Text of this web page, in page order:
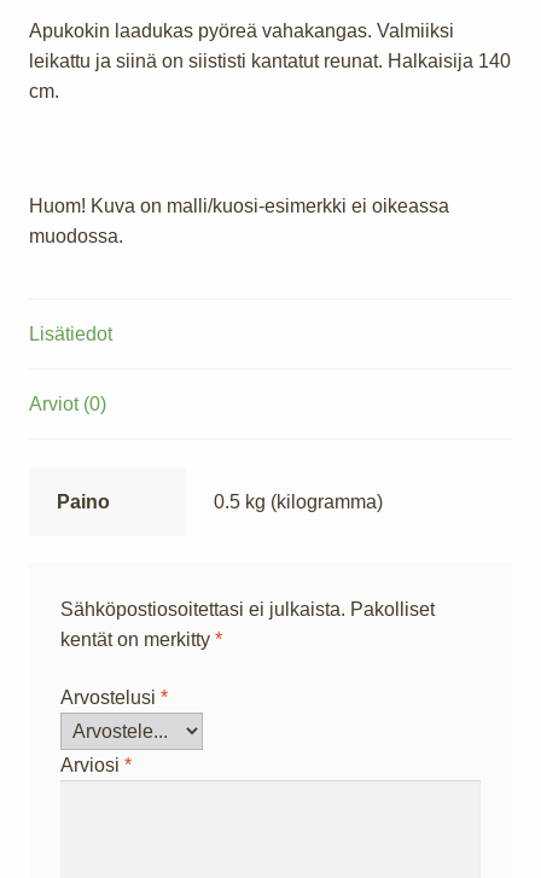
Apukokin laadukas pyöreä vahakangas. Valmiiksi
leikattu ja siinä on siististi kantatut reunat. Halkaisija 140
cm.
Huom! Kuva on malli/kuosi-esimerkki ei oikeassa
muodossa.
Lisätiedot
Arviot (0)
Paino 0.5 kg (kilogramma)
Sähköpostiosoitettasi ei julkaista. Pakolliset
kentät on merkitty *
Arvostelusi *
Arviosi *